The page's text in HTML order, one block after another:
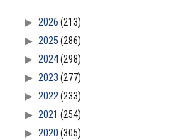
2026 (213)
2025 (286)
2024(298)
2023 (277)
2022(233)
2021 (254)
2020 (305)